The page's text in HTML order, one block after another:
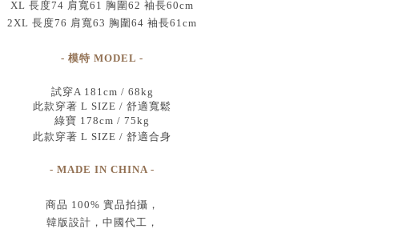
XL 長度74 肩寬61 胸圍62 袖長60cm
2XL 長度76 肩寬63 胸圍64 袖長61cm
- 模特 MODEL -
試穿A 181cm / 68kg
此款穿著 L SIZE / 舒適寬鬆
綠寶 178cm / 75kg
此款穿著 L SIZE / 舒適合身
- MADE IN CHINA -
商品 100% 實品拍攝 ，
韓版設計，中國代工 ，